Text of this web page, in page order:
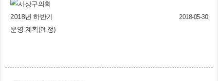
회의개최 일수는 381일이며, 정례회와 임시회 등
권리보장 및 지원에 관한 조례」, 「사상구 진로교
2018-05-30